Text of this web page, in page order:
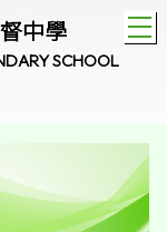
中學
SCHOOL